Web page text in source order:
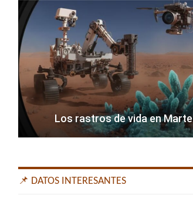
Los rastros de vida en Marte
📌 DATOS INTERESANTES